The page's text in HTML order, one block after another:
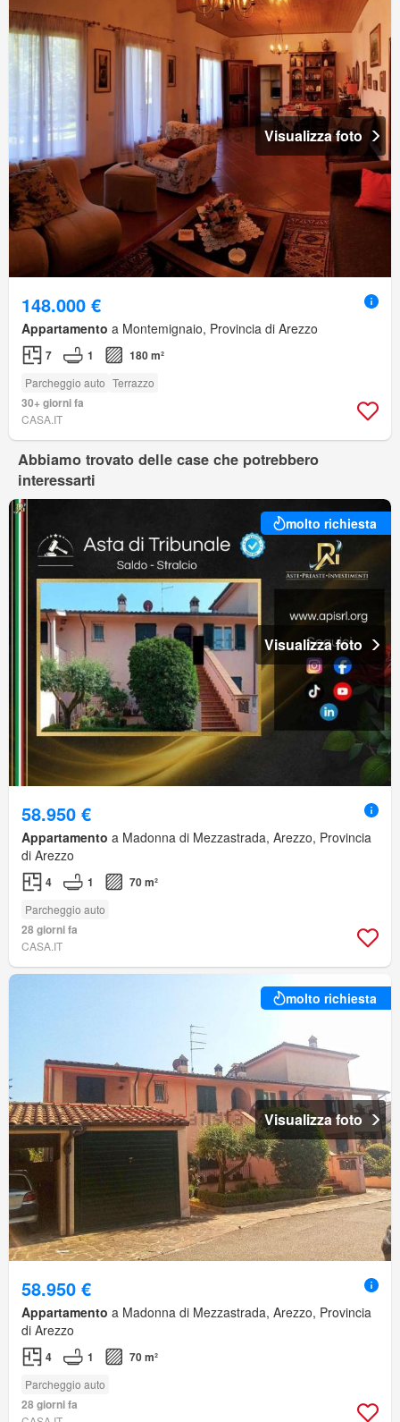
Visualizza foto
148.000 €
Appartamento a Montemignaio, Provincia di Arezzo
7 1 180 m²
Parcheggio auto Terrazzo
30+ giorni fa
CASA.IT
Abbiamo trovato delle case che potrebbero
interessarti
molto richiesta
Visualizza foto
58.950 €
Appartamento a Madonna di Mezzastrada, Arezzo, Provincia
di Arezzo
4 1 70 m²
Parcheggio auto
28 giorni fa
CASA.IT
molto richiesta
Visualizza foto
58.950 €
Appartamento a Madonna di Mezzastrada, Arezzo, Provincia
di Arezzo
4 1 70 m²
Parcheggio auto
28 giorni fa